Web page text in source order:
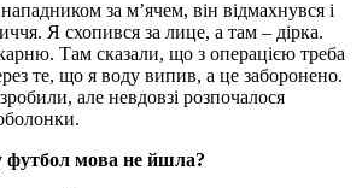
за м’ячем, він відмахнувся і
Я схопився за лице, а там – дірка.
Там сказали, що з операцією треба
те, що я воду випив, а це заборонено.
але невдовзі розпочалося
футбол мова не йшла?